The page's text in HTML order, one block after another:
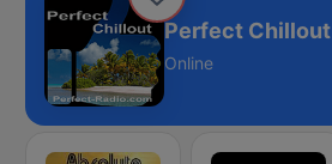
Perfect Chillout
Online